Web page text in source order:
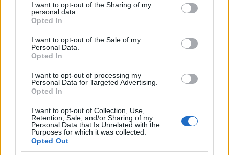
not limited to your visit or usage behaviour. You may click to
grant or deny consent to Google and its third-party tags to
use your data for below specified purposes in below Google
consent section.
I want to opt-out of the Sharing of my
personal data.
Opted In
I want to opt-out of the Sale of my
Personal Data.
Opted In
I want to opt-out of processing my
Personal Data for Targeted Advertising.
Opted In
I want to opt-out of Collection, Use,
Retention, Sale, and/or Sharing of my
Personal Data that Is Unrelated with the
Purposes for which it was collected.
Opted Out
ΑΣΕΠ: Εξ αποστάσεως η πιο Εύκολη
Πιστοποίηση Υπολογιστών σε 2
μέρες
Μάθε πρώτος όλες τις σημαντικές
ειδήσεις.
Βάλε το proson.gr στα αποτελέσματα